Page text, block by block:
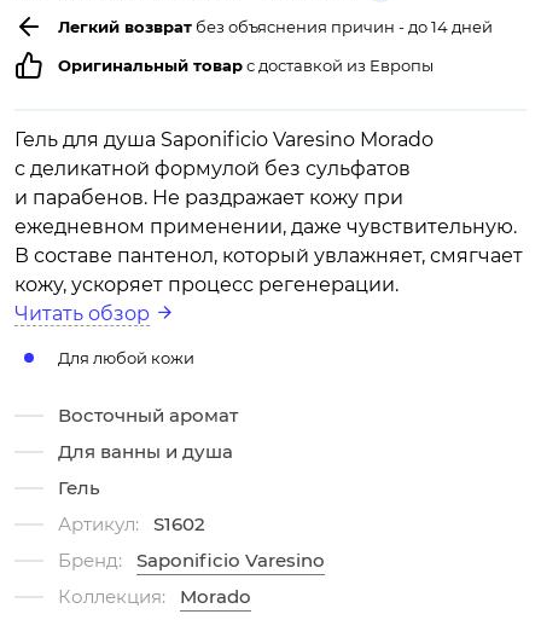
Легкий возврат без объяснения причин - до 14 дней
Оригинальный товарс доставкой из Европы
Гель для душа Saponificio Varesino Morado
с деликатной формулой без сульфатов
и парабенов. Не раздражает кожу при
ежедневном применении, даже чувствительную.
В составе пантенол, который увлажняет, смягчает
кожу, ускоряет процесс регенерации.
Читать обзор
Для любой кожи
Восточный аромат
Для ванны и душа
Гель
Артикул:
S1602
Бренд:
Saponificio Varesino
Коллекция:
Morado